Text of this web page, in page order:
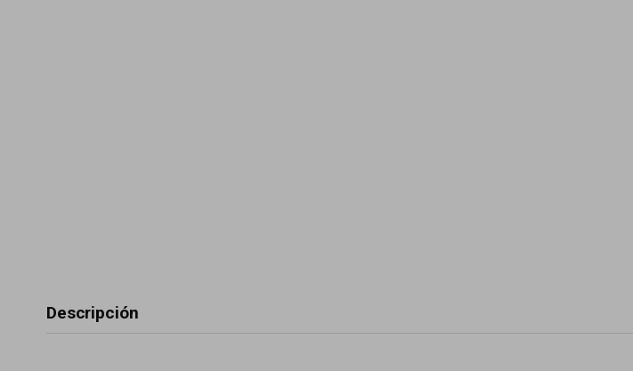
Descripción